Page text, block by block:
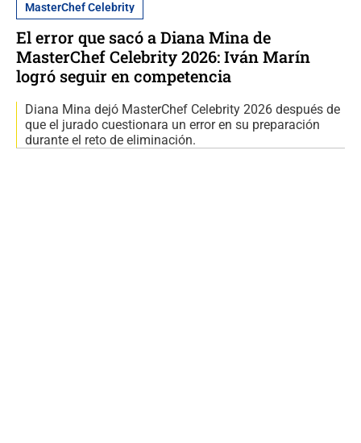
MasterChef Celebrity
El error que sacó a Diana Mina de
MasterChef Celebrity 2026: Iván Marín
logró seguir en competencia
Diana Mina dejó MasterChef Celebrity 2026 después de
que el jurado cuestionara un error en su preparación
durante el reto de eliminación.